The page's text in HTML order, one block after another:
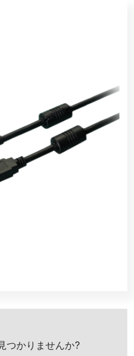
つかりませんか?